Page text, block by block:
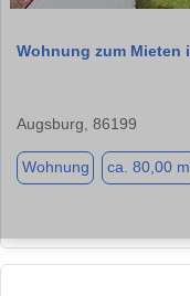
Wohnung zum Mieten
Augsburg, 86199
Wohnung ca. 80,00